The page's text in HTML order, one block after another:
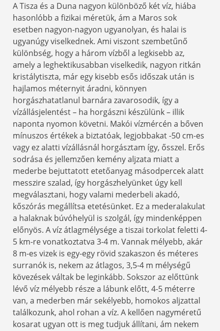
A Tisza és a Duna nagyon különböző két víz, hiába
hasonlóbb a fizikai méretük, ám a Maros sok
esetben nagyon-nagyon ugyanolyan, és halai is
ugyanúgy viselkednek. Ami viszont szembetűnő
különbség, hogy a három vízből a legkisebb az,
amely a leghektikusabban viselkedik, nagyon ritkán
kristálytiszta, már egy kisebb esős időszak után is
hajlamos méternyit áradni, könnyen
horgászhatatlanul barnára zavarosodik, így a
vízállásjelentést – ha horgászni készülünk – illik
naponta nyomon követni. Makói vízmércén a bőven
mínuszos értékek a biztatóak, legjobbakat -50 cm-es
vagy ez alatti vízállásnál horgásztam így, ősszel. Erős
sodrása és jellemzően kemény aljzata miatt a
mederbe bejuttatott etetőanyag másodpercek alatt
messzire szalad, így horgászhelyünket úgy kell
megválasztani, hogy valami mederbeli akadó,
kőszórás megállítsa etetésünket. Ez a mederalakulat
a halaknak búvóhelyül is szolgál, így mindenképpen
előnyös. A víz átlagmélysége a tiszai torkolat feletti 4-
5 km-re vonatkoztatva 3-4 m. Vannak mélyebb, akár
8 m-es vizek is egy-egy rövid szakaszon és méteres
surranók is, nekem az átlagos, 3,5-4 m mélységű
kövezések váltak be leginkább. Sokszor az előttünk
lévő víz mélyebb része a lábunk előtt, 4-5 méterre
van, a mederben már sekélyebb, homokos aljzattal
találkozunk, ahol rohan a víz. A kellően nagyméretű
kosarat ugyan ott is meg tudjuk állítani, ám nekem